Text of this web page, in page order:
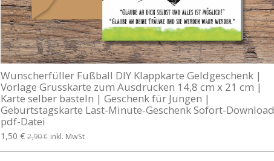
Wunscherfüller Fußball DIY Klappkarte Geldgeschenk |
Vorlage Grusskarte zum Ausdrucken 14,8 cm x 21 cm |
Karte selber basteln | Geschenk für Jungen |
Geburtstagskarte Last-Minute-Geschenk Sofort-Download
pdf-Datei
1,50 € 2,90 € inkl. MwSt